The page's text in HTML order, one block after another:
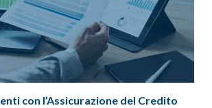
con l’Assicurazione del Credito